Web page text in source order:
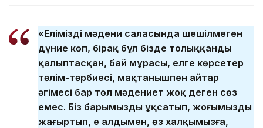
«Еліміздің мәдени саласында шешілмеген
дүние көп, бірақ бұл бізде толыққанды
қалыптасқан, бай мұрасы, елге көрсетер
тәлім-тәрбиесі, мақтанышпен айтар
әңгімесі бар төл мәдениет жоқ деген сөз
емес. Біз барымызды ұқсатып, жоғымызды
жаңғыртып, ең алдымен, өз халқымызға,